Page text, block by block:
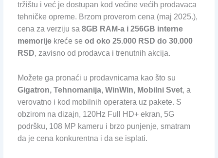
tržištu i već je dostupan kod većine većih prodavaca
tehničke opreme. Brzom proverom cena (maj 2025.),
cena za verziju sa 8GB RAM-a i 256GB interne
memorijekreće se od oko 25.000 RSD do 30.000
RSD, zavisno od prodavca i trenutnih akcija.
Možete ga pronaći u prodavnicama kao što su
Gigatron, Tehnomanija, WinWin, Mobilni Svet, a
verovatno i kod mobilnih operatera uz pakete. S
obzirom na dizajn, 120Hz Full HD+ ekran, 5G
podršku, 108 MP kameru i brzo punjenje, smatram
da je cena konkurentna i da se isplati.